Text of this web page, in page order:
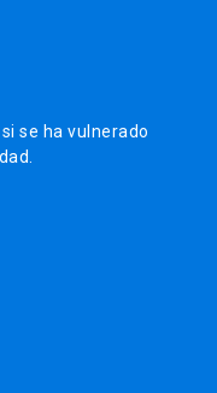
se ha vulnerado